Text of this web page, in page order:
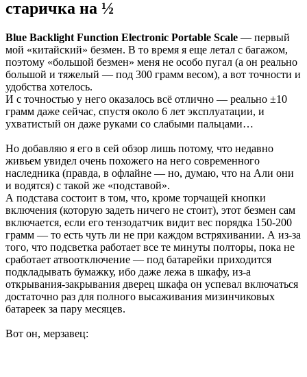
старичка на ½
Blue Backlight Function Electronic Portable Scale — первый
мой «китайский» безмен. В то время я еще летал с багажом,
поэтому «большой безмен» меня не особо пугал (а он реально
большой и тяжелый — под 300 грамм весом), а вот точности и
удобства хотелось.
И с точностью у него оказалось всё отлично — реально ±10
грамм даже сейчас, спустя около 6 лет эксплуатации, и
ухватистый он даже руками со слабыми пальцами…
Но добавляю я его в сей обзор лишь потому, что недавно
живьем увидел очень похожего на него современного
наследника (правда, в офлайне — но, думаю, что на Али они
и водятся) с такой же «подставой».
А подстава состоит в том, что, кроме торчащей кнопки
включения (которую задеть ничего не стоит), этот безмен сам
включается, если его тензодатчик видит вес порядка 150-200
грамм — то есть чуть ли не при каждом встряхивании. А из-за
того, что подсветка работает все те минуты полторы, пока не
сработает атвоотключение — под батарейки приходится
подкладывать бумажку, ибо даже лежа в шкафу, из-а
открывания-закрывания дверец шкафа он успевал включаться
достаточно раз для полного высаживания мизинчиковых
батареек за пару месяцев.
Вот он, мерзавец: